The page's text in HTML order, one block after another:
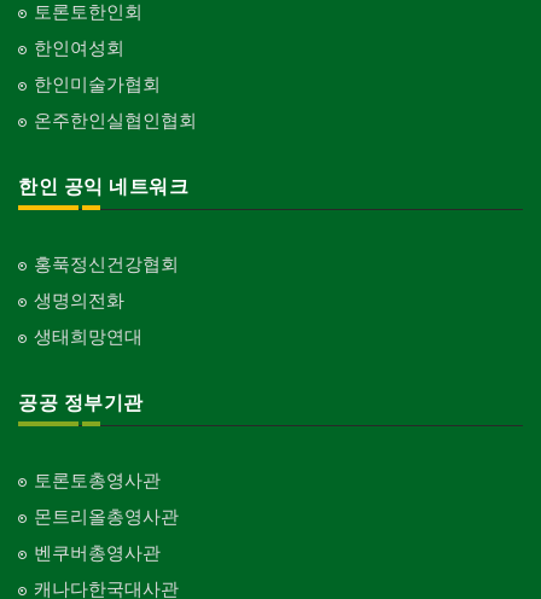
토론토한인회
한인여성회
한인미술가협회
온주한인실협인협회
한인 공익 네트워크
홍푹정신건강협회
생명의전화
생태희망연대
공공 정부기관
토론토총영사관
몬트리올총영사관
벤쿠버총영사관
캐나다한국대사관